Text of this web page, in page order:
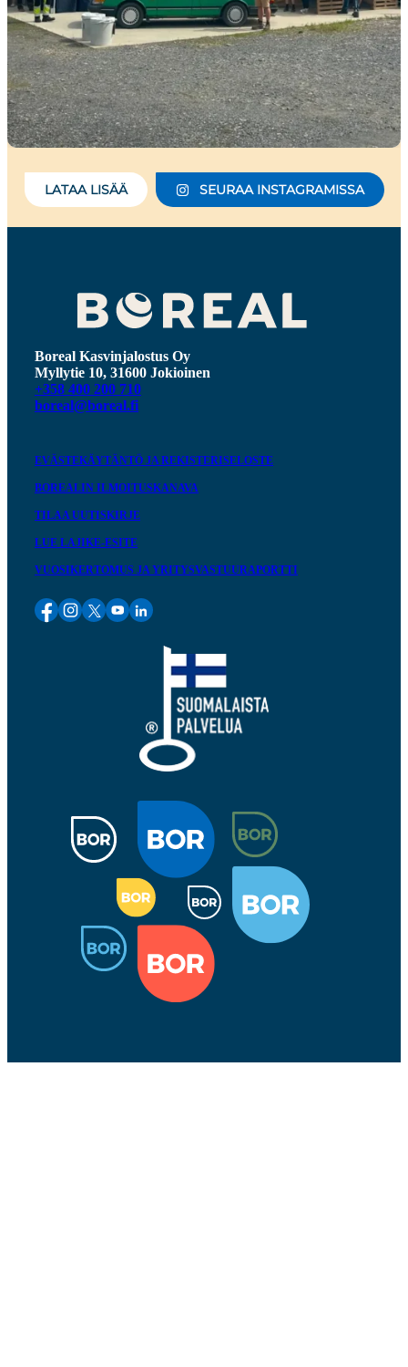
LATAA LISÄÄ SEURAA INSTAGRAMISSA
Boreal Kasvinjalostus Oy
Myllytie 10, 31600 Jokioinen
+358 400 200 710
boreal@boreal.fi
EVÄSTEKÄYTÄNTÖ JA REKISTERISELOSTE
BOREALIN ILMOITUSKANAVA
TILAA UUTISKIRJE
LUE LAJIKE-ESITE
VUOSIKERTOMUS JA YRITYSVASTUURAPORTTI